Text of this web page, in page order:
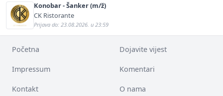
Konobar - Šanker (m/ž)
CK Ristorante
Prijava do: 23.08.2026. u 23:59
Početna Dojavite vijest
Impressum Komentari
Kontakt O nama